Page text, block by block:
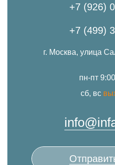
+7 (926)
+7 (499)
г. Москва, улица
пн-пт
сб, вс